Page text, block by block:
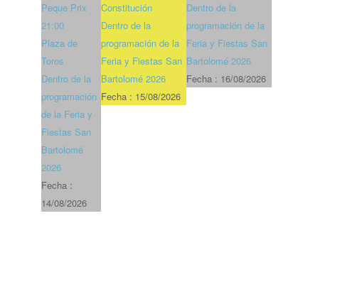
Peque Prix
21:00
Plaza de
Toros
Dentro de la
programación
de la Feria y
Fiestas San
Bartolomé
2026
Fecha :
14/08/2026
Constitución
Dentro de la
programación de la
Feria y Fiestas San
Bartolomé 2026
Fecha : 15/08/2026
Dentro de la
programación de la
Feria y Fiestas San
Bartolomé 2026
Fecha : 16/08/2026